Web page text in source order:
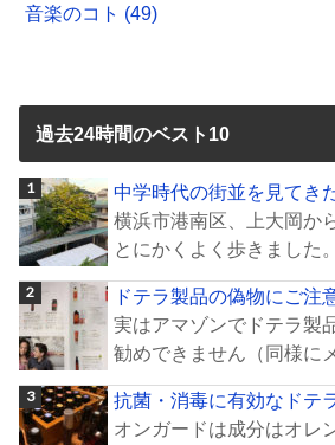
音楽のコト (49)
過去24時間のベスト10
中学時代の街並を見てき
横浜市港南区、上大岡か
とにかくよく歩きました
ドテラ製品の偽物にご注
実はアマゾンでドテラ製
勧めできません（同様に
抗菌・消毒に有効なドテ
オンガードは成分はオレ